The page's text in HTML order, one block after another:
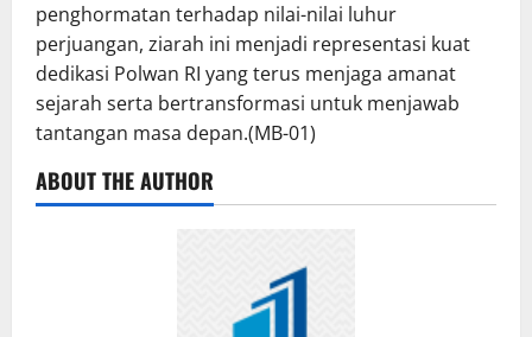
penghormatan terhadap nilai-nilai luhur
perjuangan, ziarah ini menjadi representasi kuat
dedikasi Polwan RI yang terus menjaga amanat
sejarah serta bertransformasi untuk menjawab
tantangan masa depan.(MB-01)
ABOUT THE AUTHOR